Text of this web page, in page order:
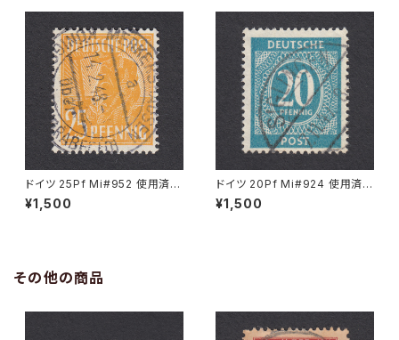
ドイツ 25Pf Mi#952 使用済み
切手｜MERKERSHAUSEN 14.
2.1948
¥1,500
ドイツ 20Pf Mi#924 使用済み
切手｜SIGLINGEN 7.11.1947
¥1,500
その他の商品